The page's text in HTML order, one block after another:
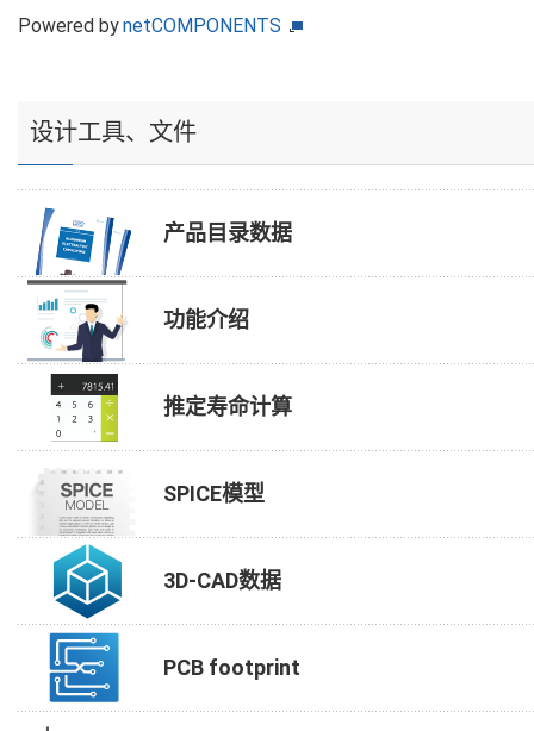
Powered bynetCOMPONENTS
设计工具、文件
产品目录数据
功能介绍
推定寿命计算
SPICE模型
3D-CAD数据
PCB footprint